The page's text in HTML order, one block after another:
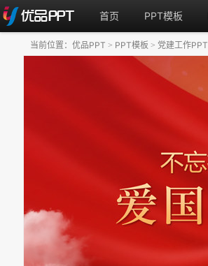
首页 PPT模板
当前位置： 优品PPT > PPT模板 > 党建工作PPT